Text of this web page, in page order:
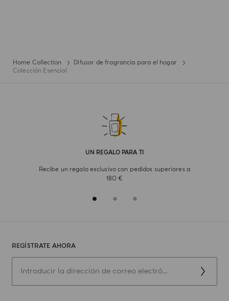
Home Collection
Difusor de fragrancia para el hogar
Colección Esencial
UN REGALO PARA TI
Recibe un regalo exclusivo con pedidos superiores a
180 €
REGÍSTRATE AHORA